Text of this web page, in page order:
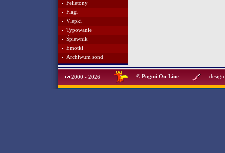
Felietony
Flagi
Vlepki
Typowanie
Śpiewnik
Emotki
Archiwum sond
2000 - 2026 © Pogoń On-Line